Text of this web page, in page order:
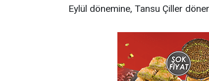
Eylül dönemine, Tansu Çiller